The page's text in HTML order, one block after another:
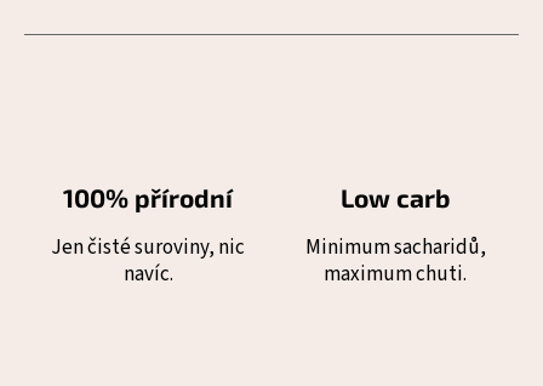
100% přírodní
Jen čisté suroviny, nic
navíc.
Low carb
Minimum sacharidů,
maximum chuti.